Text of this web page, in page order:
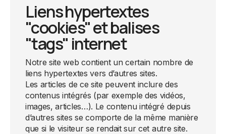
Liens hypertextes
"cookies" et balises
"tags" internet
Notre site web contient un certain nombre de
liens hypertextes vers d’autres sites.
Les articles de ce site peuvent inclure des
contenus intégrés (par exemple des vidéos,
images, articles…). Le contenu intégré depuis
d’autres sites se comporte de la même manière
que si le visiteur se rendait sur cet autre site.